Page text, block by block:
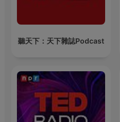
聽天下：天下雜誌Podcast